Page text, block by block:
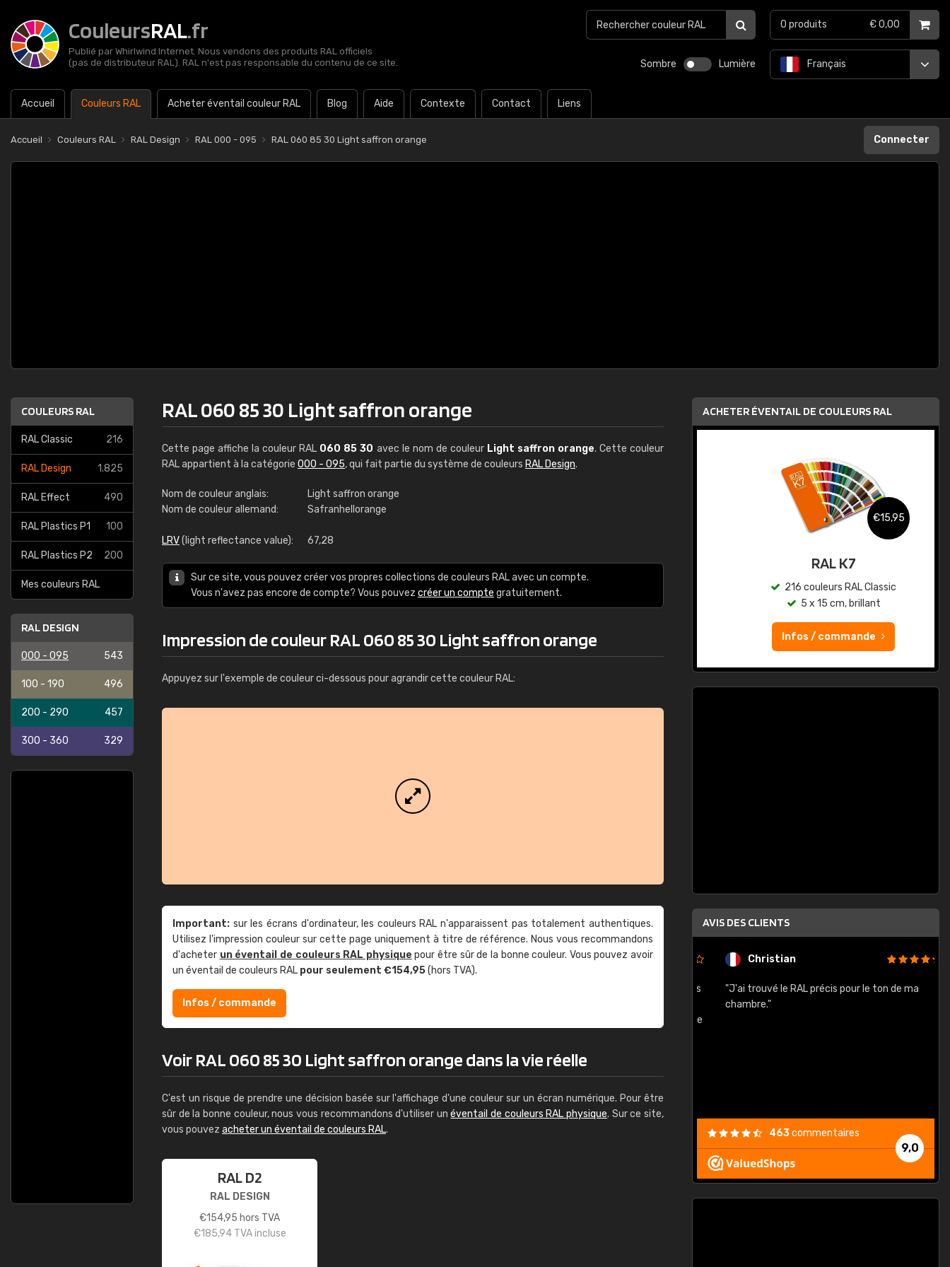
CouleursRAL.fr
Publié par Whirlwind Internet. Nous vendons des produits RAL officiels
(pas de distributeur RAL). RAL n'est pas responsable du contenu de ce site.
Sombre Lumière
Accueil Couleurs RAL Acheter éventail couleur RAL Blog Aide Contexte Contact Liens
Français
0 produits € 0,00
Accueil Couleurs RAL RAL Design RAL 000 - 095 RAL 060 85 30 Light saffron orange Connecter
COULEURS RAL
RAL Classic 216
RAL Design 1.825
RAL Effect 490
RAL Plastics P1 100
RAL Plastics P2 200
Mes couleurs RAL
RAL DESIGN
000 - 095 543
100 - 190 496
200 - 290 457
300 - 360 329
RAL 060 85 30 Light saffron orange
Cette page affiche la couleur RAL 060 85 30 avec le nom de couleur Light saffron orange. Cette couleur
RAL appartient à la catégorie 000 - 095, qui fait partie du système de couleurs RAL Design.
Nom de couleur anglais:
Light saffron orange
Nom de couleur allemand:
Safranhellorange
LRV(light reflectance value): 67,28
Sur ce site, vous pouvez créer vos propres collections de couleurs RAL avec un compte.
Vous n'avez pas encore de compte? Vous pouvez créer un compte gratuitement.
Impression de couleur RAL 060 85 30 Light saffron orange
Appuyez sur l'exemple de couleur ci-dessous pour agrandir cette couleur RAL:
Important: sur les écrans d'ordinateur, les couleurs RAL n'apparaissent pas totalement authentiques.
Utilisez l'impression couleur sur cette page uniquement à titre de référence. Nous vous recommandons
d'acheter un éventail de couleurs RAL physique pour être sûr de la bonne couleur. Vous pouvez avoir
un éventail de couleurs RAL pour seulement €154,95(hors TVA).
Infos / commande
Voir RAL 060 85 30 Light saffron orange dans la vie réelle
C'est un risque de prendre une décision basée sur l'affichage d'une couleur sur un écran numérique. Pour être
sûr de la bonne couleur, nous vous recommandons d'utiliser unéventail de couleurs RAL physique. Sur ce site,
vous pouvez acheter un éventail de couleurs RAL.
RAL D2
RAL DESIGN
€154,95 hors TVA
€185,94TVA incluse
ACHETER ÉVENTAIL DE COULEURS RAL
RAL K7 à base d'eau
216 couleurs RAL Classic
Infos / commande
€15,95
RAL K7
216 couleurs RAL Classic
5 x 15 cm, brillant
Infos / commande
AVIS DES CLIENTS
Guillaume Euvrard Christian
"J'ai trouvé le RAL précis pour le ton de ma
chambre."
9,0
463commentaires